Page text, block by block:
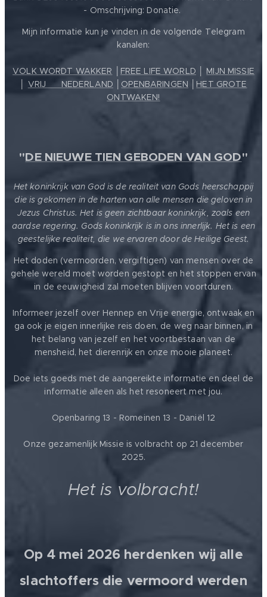
- Omschrijving: Donatie.
Mijn informatie kun je vinden in de volgende Telegram
kanalen:
VOLK WORDT WAKKER FREE LIFE WORLD
MIJN MISSIE
VRIJ ❤️ NEDERLAND OPENBARINGEN
HET GROTE
ONTWAKEN!
"DE NIEUWE TIEN GEBODEN VAN GOD"
Het koninkrijk van God is de realiteit van Gods heerschappij
die is gekomen in de harten van alle mensen die geloven in
Jezus Christus. Het is geen zichtbaar koninkrijk, zoals een
aardse regering. Gods koninkrijk is in ons innerlijk. Het is een
geestelijke realiteit, die we ervaren door de Heilige Geest.
Het doden (vermoorden, vergiftigen) van mensen over de
gehele wereld moet worden gestopt en het stoppen ervan
in de eeuwigheid zal moeten blijven voortduren.
Informeer jezelf over Hennep en Vrije energie, ontwaak en
ga ook je eigen innerlijke reis doen, de weg naar binnen, in
het belang van jezelf en het voortbestaan van de
mensheid, het dierenrijk en onze mooie planeet.
Doe iets goeds met de aangereikte informatie en deel de
informatie alleen als het resoneert met jou.
Openbaring 13 - Romeinen 13 - Daniël 12
Onze gezamenlijk Missie is volbracht op 21 december
2025.
Het is volbracht!
Op 4 mei 2026 herdenken wij alle
slachtoffers die vermoord werden